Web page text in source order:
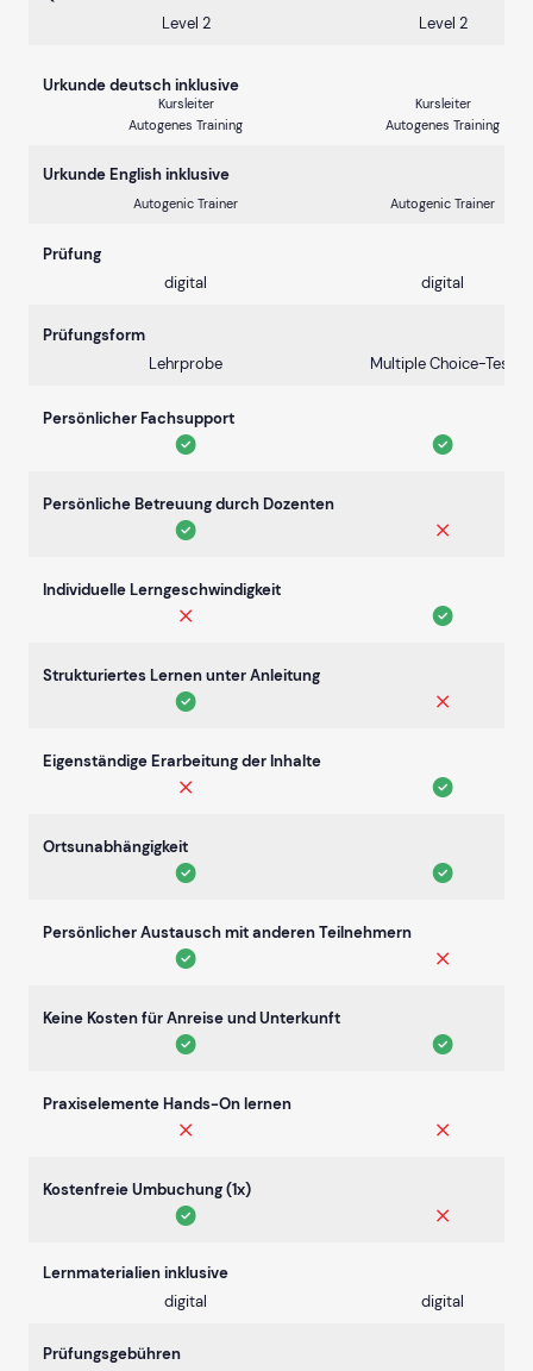
Level 2
Level 2
Urkunde deutsch inklusive
Kursleiter
Autogenes Training
Kursleiter
Autogenes Training
Urkunde English inklusive
Autogenic Trainer Autogenic Trainer
Prüfung
digital
digital
Prüfungsform
Lehrprobe
Multiple Choice-Test
Persönlicher Fachsupport
Persönliche Betreuung durch Dozenten
Individuelle Lerngeschwindigkeit
Strukturiertes Lernen unter Anleitung
Eigenständige Erarbeitung der Inhalte
Ortsunabhängigkeit
Persönlicher Austausch mit anderen Teilnehmern
Keine Kosten für Anreise und Unterkunft
Praxiselemente Hands-On lernen
Kostenfreie Umbuchung (1x)
Lernmaterialien inklusive
digital
digital
Prüfungsgebühren